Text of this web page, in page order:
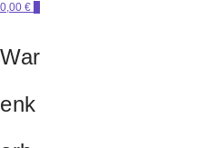
0,00 €
War
enk